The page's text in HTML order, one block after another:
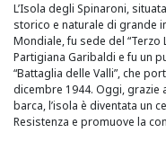
L’Isola degli Spinaroni,
storico e naturale di grande
Mondiale, fu sede del
Partigiana Garibaldi e fu un
“Battaglia delle Valli”, che
dicembre 1944. Oggi, grazie
barca, l’isola è diventata un
Resistenza e promuove la